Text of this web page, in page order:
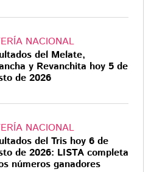
NACIONAL
del Melate,
y Revanchita hoy 5 de
de 2026
NACIONAL
del Tris hoy 6 de
de 2026: LISTA completa
números ganadores